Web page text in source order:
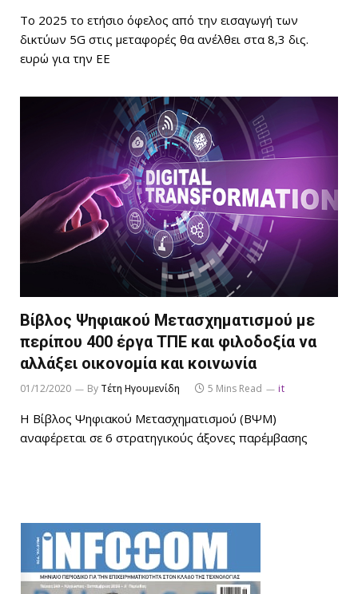
Το 2025 το ετήσιο όφελος από την εισαγωγή των
δικτύων 5G στις μεταφορές θα ανέλθει στα 8,3 δις.
ευρώ για την ΕΕ
Βίβλος Ψηφιακού Μετασχηματισμού με
περίπου 400 έργα ΤΠΕ και φιλοδοξία να
αλλάξει οικονομία και κοινωνία
01/12/2020 By Τέτη Ηγουμενίδη 5 Mins Read it
Η Βίβλος Ψηφιακού Μετασχηματισμού (ΒΨΜ)
αναφέρεται σε 6 στρατηγικούς άξονες παρέμβασης